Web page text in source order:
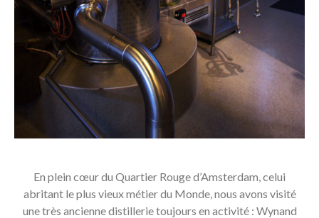
En plein cœur du Quartier Rouge d’Amsterdam, celui
abritant le plus vieux métier du Monde, nous avons visité
une très ancienne distillerie toujours en activité : Wynand